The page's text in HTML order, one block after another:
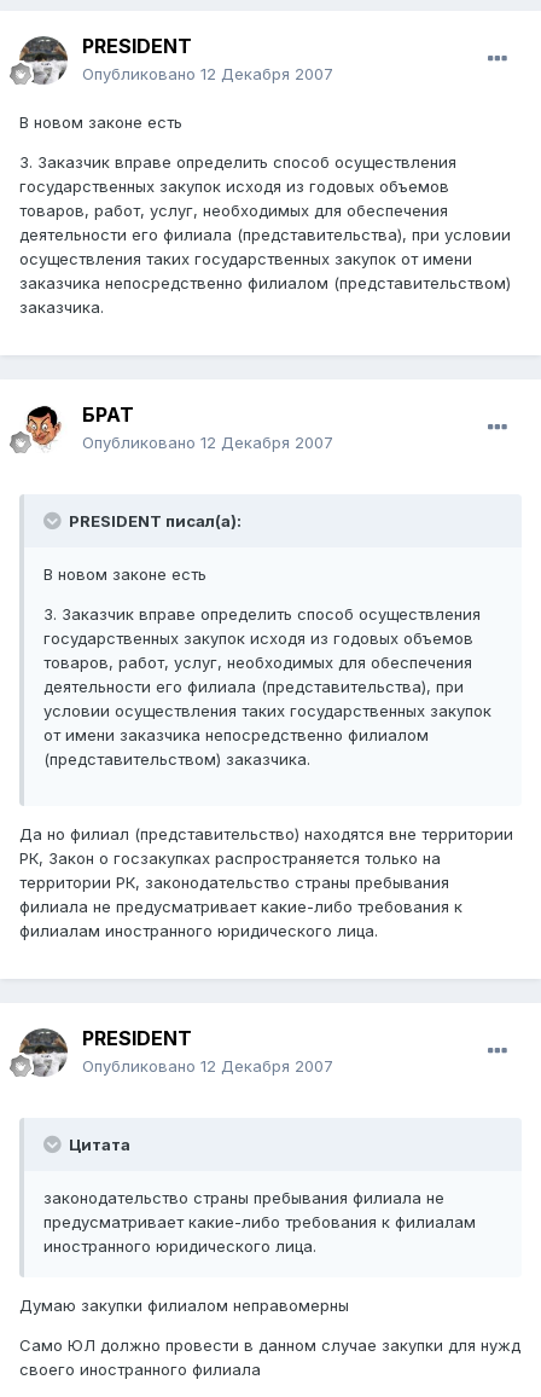
PRESIDENT
Опубликовано 12 Декабря 2007
В новом законе есть
3. Заказчик вправе определить способ осуществления
государственных закупок исходя из годовых объемов
товаров, работ, услуг, необходимых для обеспечения
деятельности его филиала (представительства), при условии
осуществления таких государственных закупок от имени
заказчика непосредственно филиалом (представительством)
заказчика.
БРАТ
Опубликовано 12 Декабря 2007
PRESIDENT писал(а):
В новом законе есть
3. Заказчик вправе определить способ осуществления
государственных закупок исходя из годовых объемов
товаров, работ, услуг, необходимых для обеспечения
деятельности его филиала (представительства), при
условии осуществления таких государственных закупок
от имени заказчика непосредственно филиалом
(представительством) заказчика.
Да но филиал (представительство) находятся вне территории
РК, Закон о госзакупках распространяется только на
территории РК, законодательство страны пребывания
филиала не предусматривает какие-либо требования к
филиалам иностранного юридического лица.
PRESIDENT
Опубликовано 12 Декабря 2007
Цитата
законодательство страны пребывания филиала не
предусматривает какие-либо требования к филиалам
иностранного юридического лица.
Думаю закупки филиалом неправомерны
Само ЮЛ должно провести в данном случае закупки для нужд
своего иностранного филиала